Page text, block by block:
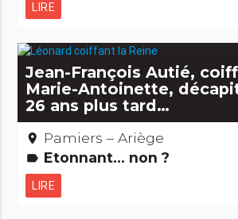
LIRE
Jean-François Autié,
Marie-Antoinette,
26 ans plus tard…
place Pamiers – Ariège
label Etonnant... non ?
LIRE